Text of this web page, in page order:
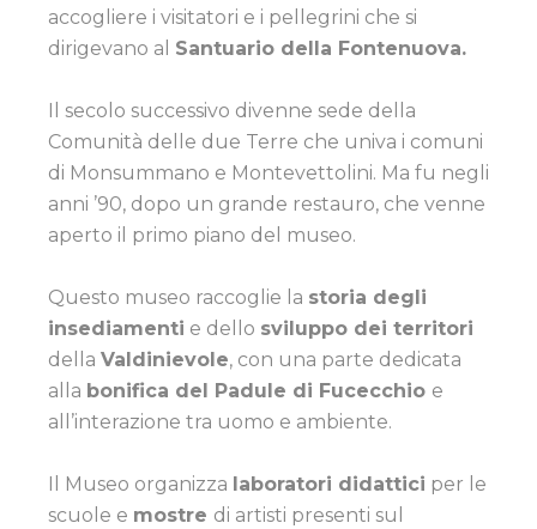
accogliere i visitatori e i pellegrini che si
dirigevano al Santuario della Fontenuova.
Il secolo successivo divenne sede della
Comunità delle due Terre che univa i comuni
di Monsummano e Montevettolini. Ma fu negli
anni ’90, dopo un grande restauro, che venne
aperto il primo piano del museo.
Questo museo raccoglie la storia degli
insediamenti e dello sviluppo dei territori
della Valdinievole, con una parte dedicata
alla bonifica del Padule di Fucecchio e
all’interazione tra uomo e ambiente.
Il Museo organizza laboratori didattici per le
scuole e mostre di artisti presenti sul